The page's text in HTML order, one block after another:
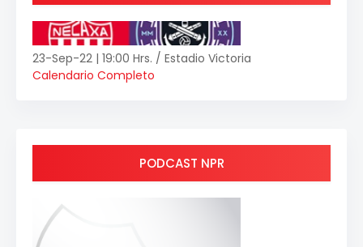
23-Sep-22 | 19:00 Hrs. / Estadio Victoria
Calendario Completo
PODCAST NPR